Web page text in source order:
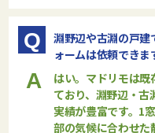
Q
淵野辺や古淵の戸建
ォームは依頼できま
A
はい。マドリモは
ており、淵野辺・
実績が豊富です。1
部の気候に合わせた